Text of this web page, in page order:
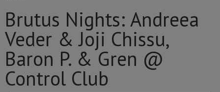
Brutus Nights: Andreea
Veder & Joji Chissu,
Baron P. & Gren @
Control Club